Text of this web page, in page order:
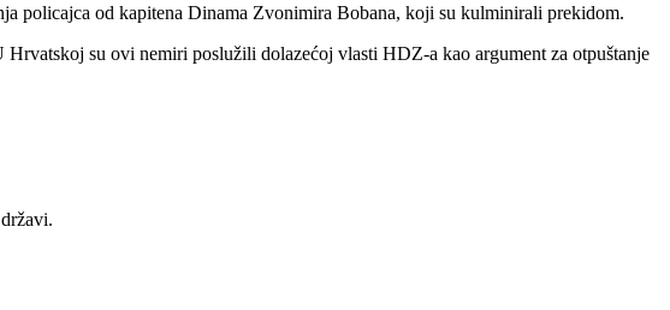
policajca od kapitena Dinama Zvonimira Bobana, koji su kulminirali prekidom.
su ovi nemiri poslužili dolazećoj vlasti HDZ-a kao argument za otpuštanje